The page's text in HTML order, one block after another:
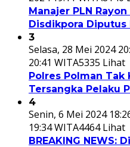
Manajer PLN
Disdikpora Diputus
3
Selasa, 28 Mei 2024
20:41 WITA5335 Lihat
Polres Polman Tak
Tersangka Pelaku
4
Senin, 6 Mei 2024
19:34 WITA4464 Lihat
BREAKING NEWS: